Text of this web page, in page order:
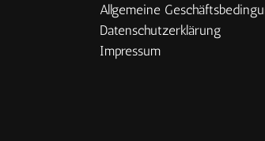
Allgemeine
Datenschutzerklärung
Impressum